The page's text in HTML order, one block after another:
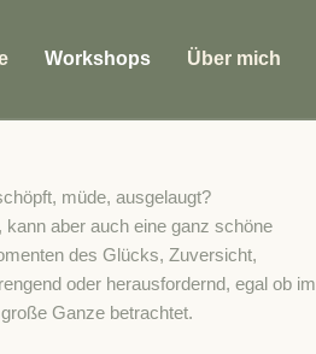
Workshops Über mich
müde, ausgelaugt?
aber auch eine ganz schöne
des Glücks, Zuversicht,
oder herausfordernd, egal ob im
Ganze betrachtet.